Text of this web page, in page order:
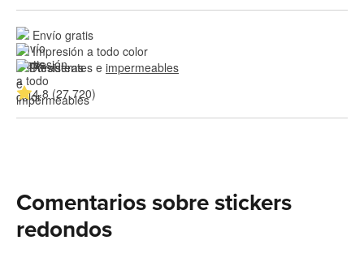
Envío gratis
Impresión a todo color
Resistentes e impermeables
4.8 (27,720)
Comentarios sobre stickers
redondos